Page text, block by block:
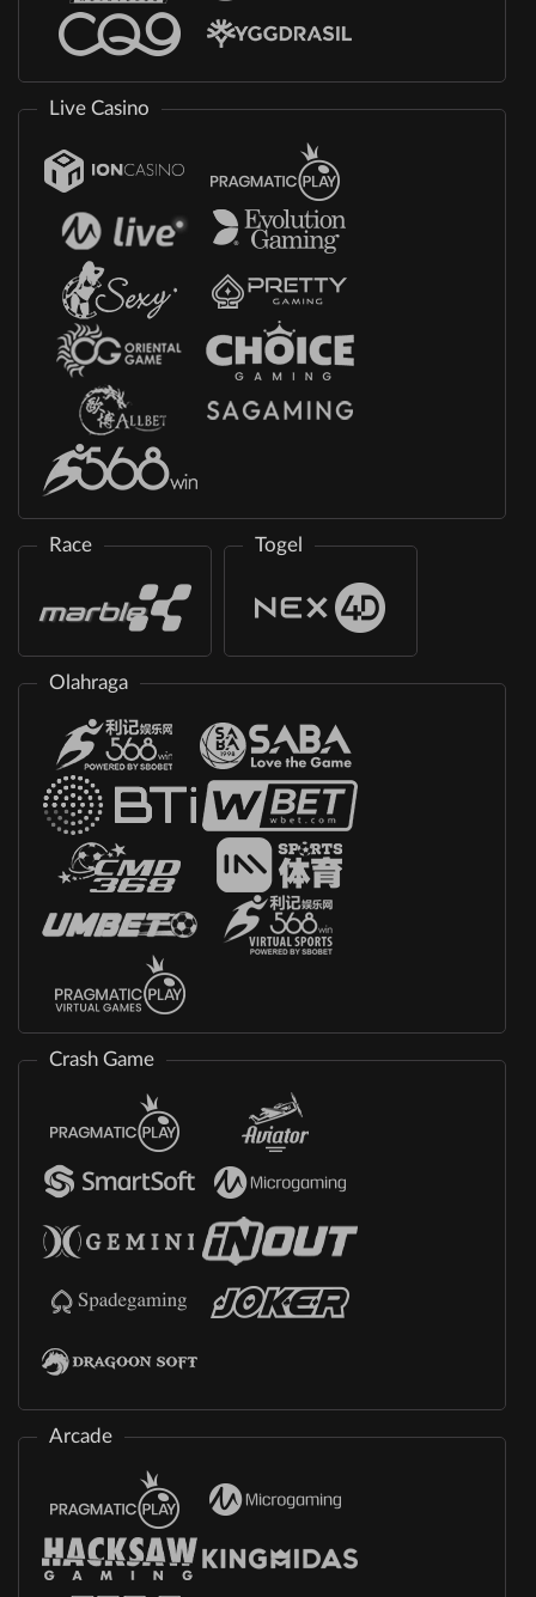
Live Casino
Race Togel
Olahraga
Crash Game
Arcade